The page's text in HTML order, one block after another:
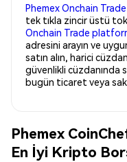
Phemex Onchain
tek tıkla zincir üstü
Onchain Trade
adresini arayın ve
satın alın, harici
güvenlikli cüzdanında
bugün ticaret veya
Phemex
En İyi Kripto